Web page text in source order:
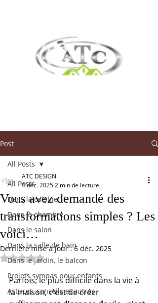
Post
All Posts
Dans la cuisine
Dans la chambre
Dans le salon
Dans la salle de bain
Dans le jardin, le balcon
Projets sympas pour enfants
Astuces, conseils et autres
All Posts
Vous avez demandé des
transformations simples ? Les
voici…
ATC DESIGN
4 déc. 20252 min de lecture
Dernière mise à jour :6 déc. 2025
Noté NaN étoiles sur 5.
Parfois, le plus difficile dans la vie à
la maison, c'est de créer